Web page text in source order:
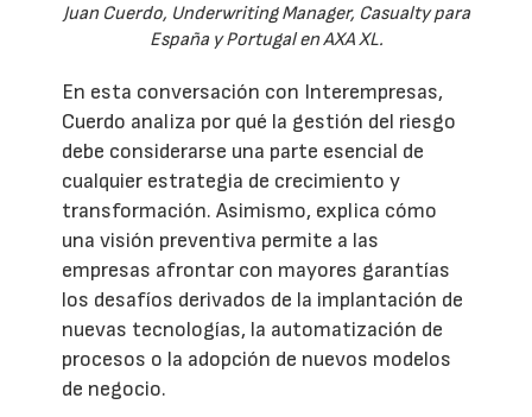
Juan Cuerdo, Underwriting Manager, Casualty para
España y Portugal en AXA XL.
En esta conversación con Interempresas,
Cuerdo analiza por qué la gestión del riesgo
debe considerarse una parte esencial de
cualquier estrategia de crecimiento y
transformación. Asimismo, explica cómo
una visión preventiva permite a las
empresas afrontar con mayores garantías
los desafíos derivados de la implantación de
nuevas tecnologías, la automatización de
procesos o la adopción de nuevos modelos
de negocio.